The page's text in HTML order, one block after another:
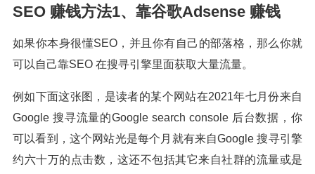
SEO 赚钱方法1、靠谷歌Adsense 赚钱
如果你本身很懂SEO，并且你有自己的部落格，那么你就
可以自己靠SEO 在搜寻引擎里面获取大量流量。
例如下面这张图，是读者的某个网站在2021年七月份来自
Google 搜寻流量的Google search console 后台数据，你
可以看到，这个网站光是每个月就有来自Google 搜寻引擎
约六十万的点击数，这还不包括其它来自社群的流量或是